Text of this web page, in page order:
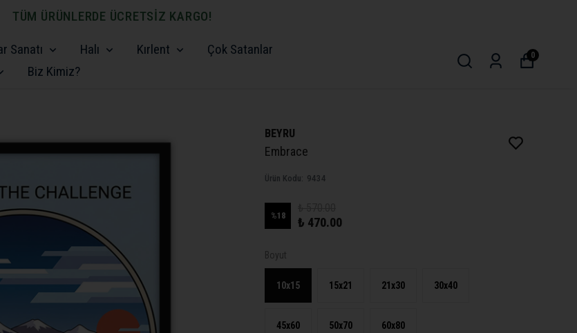
TÜM ÜRÜNLERDE ÜCRETSİZ KARGO!
Sanatı Halı Kırlent
Çok Satanlar
Biz Kimiz?
0
BEYRU
Embrace
Ürün Kodu: 9434
%18 ₺ 470.00
Boyut
10x15 15x21 21x30 30x40
45x60 50x70 60x80